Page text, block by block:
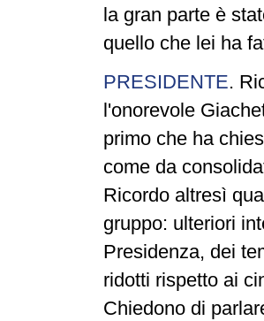
la gran parte è
quello che lei ha
PRESIDENTE.
l'onorevole
primo che ha
come da
Ricordo altresì
gruppo: ulteriori
Presidenza, dei
ridotti rispetto ai
Chiedono di